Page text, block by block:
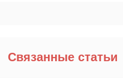
Связанные статьи